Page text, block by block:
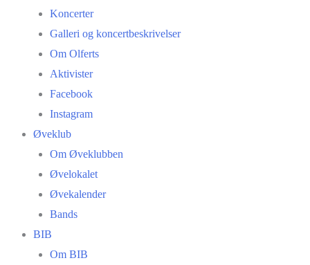
Koncerter
Galleri og koncertbeskrivelser
Om Olferts
Aktivister
Facebook
Instagram
Øveklub
Om Øveklubben
Øvelokalet
Øvekalender
Bands
BIB
Om BIB